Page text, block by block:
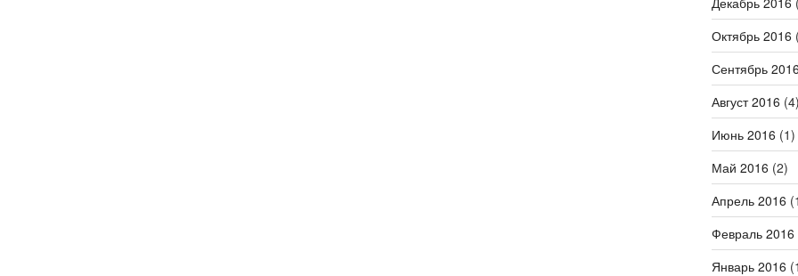
Октябрь 2016
Сентябрь 2016
Август 2016 (4)
Июнь 2016 (1)
Май 2016 (2)
Апрель 2016
Февраль 2016
Январь 2016